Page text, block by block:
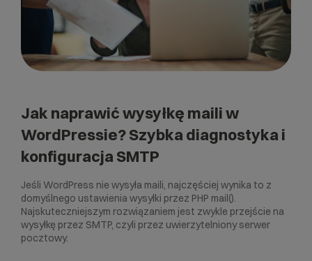
Jak naprawić wysyłkę maili w
WordPressie? Szybka diagnostyka i
konfiguracja SMTP
Jeśli WordPress nie wysyła maili, najczęściej wynika to z
domyślnego ustawienia wysyłki przez PHP mail().
Najskuteczniejszym rozwiązaniem jest zwykle przejście na
wysyłkę przez SMTP, czyli przez uwierzytelniony serwer
pocztowy.